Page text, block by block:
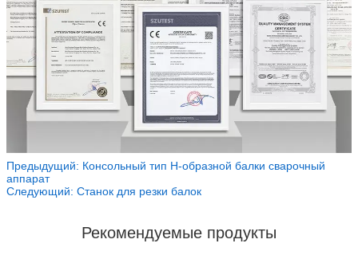
Предыдущий: Консольный тип H-образной балки сварочный
аппарат
Следующий: Станок для резки балок
Рекомендуемые продукты